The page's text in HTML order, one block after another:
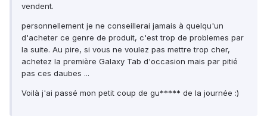
vendent.
personnellement je ne conseillerai jamais à quelqu'un
d'acheter ce genre de produit, c'est trop de problemes par
la suite. Au pire, si vous ne voulez pas mettre trop cher,
achetez la première Galaxy Tab d'occasion mais par pitié
pas ces daubes ...
Voilà j'ai passé mon petit coup de gu***** de la journée :)